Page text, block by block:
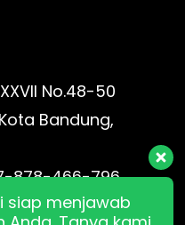
No.48-50
Bandung,
878-466-796
siap menjawab